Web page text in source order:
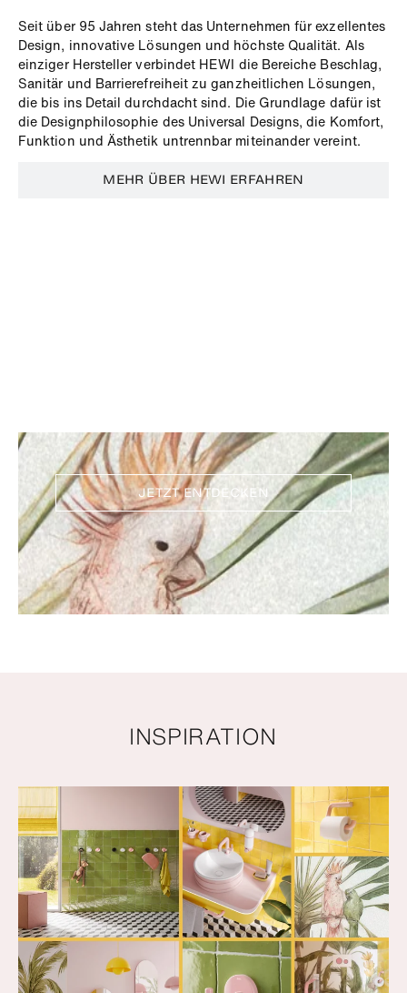
Seit über 95 Jahren steht das Unternehmen für exzellentes
Design, innovative Lösungen und höchste Qualität. Als
einziger Hersteller verbindet HEWI die Bereiche Beschlag,
Sanitär und Barrierefreiheit zu ganzheitlichen Lösungen,
die bis ins Detail durchdacht sind. Die Grundlage dafür ist
die Designphilosophie des Universal Designs, die Komfort,
Funktion und Ästhetik untrennbar miteinander vereint.
MEHR ÜBER HEWI ERFAHREN
JETZT ENTDECKEN
INSPIRATION